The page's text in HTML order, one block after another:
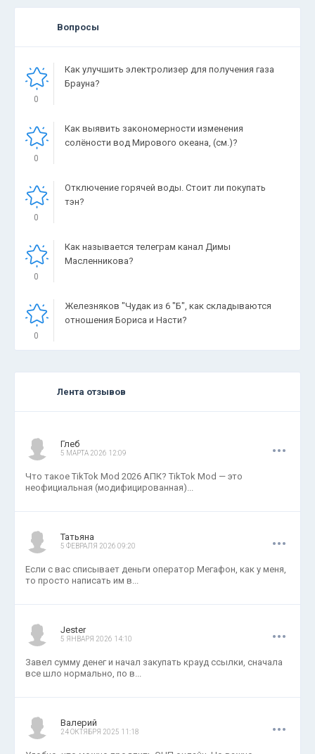
Вопросы
0
Как улучшить электролизер для получения газа
Брауна?
0
Как выявить закономерности изменения
солёности вод Мирового океана, (см.)?
0
Отключение горячей воды. Стоит ли покупать
тэн?
0
Как называется телеграм канал Димы
Масленникова?
0
Железняков "Чудак из 6 "Б", как складываются
отношения Бориса и Насти?
Лента отзывов
Глеб
5 МАРТА 2026 12:09 ...
Что такое TikTok Mod 2026 АПК? TikTok Mod — это
неофициальная (модифицированная)...
Татьяна
5 ФЕВРАЛЯ 2026 09:20 ...
Если с вас списывает деньги оператор Мегафон, как у меня,
то просто написать им в...
Jester
5 ЯНВАРЯ 2026 14:10 ...
Завел сумму денег и начал закупать крауд ссылки, сначала
все шло нормально, по в...
Валерий
24 ОКТЯБРЯ 2025 11:18 ...